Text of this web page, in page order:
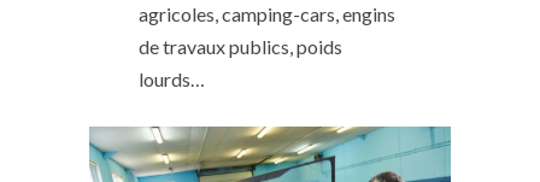
agricoles, camping-cars, engins
de travaux publics, poids
lourds…